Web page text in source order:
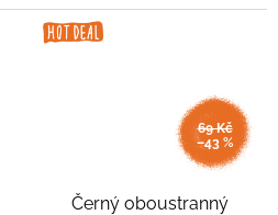
69 Kč
–43 %
Černý oboustranný